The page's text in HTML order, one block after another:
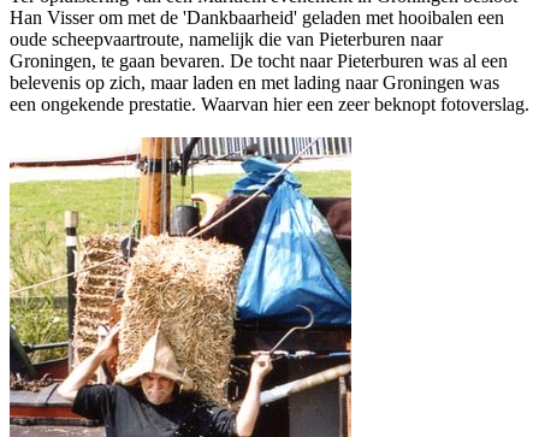
Han Visser om met de 'Dankbaarheid' geladen met hooibalen een
oude scheepvaartroute, namelijk die van Pieterburen naar
Groningen, te gaan bevaren. De tocht naar Pieterburen was al een
belevenis op zich, maar laden en met lading naar Groningen was
een ongekende prestatie. Waarvan hier een zeer beknopt fotoverslag.